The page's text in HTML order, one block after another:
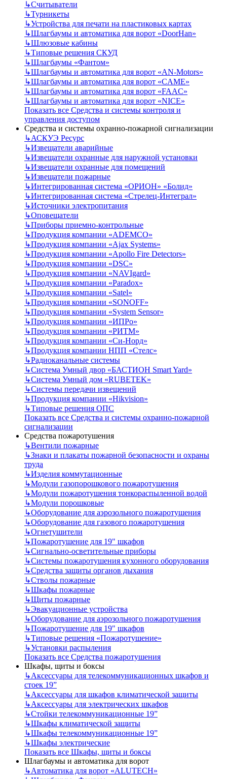
↳Считыватели
↳Турникеты
↳Устройства для печати на пластиковых картах
↳Шлагбаумы и автоматика для ворот «DoorHan»
↳Шлюзовые кабины
↳Типовые решения СКУД
↳Шлагбаумы «Фантом»
↳Шлагбаумы и автоматика для ворот «AN-Motors»
↳Шлагбаумы и автоматика для ворот «CAME»
↳Шлагбаумы и автоматика для ворот «FAAC»
↳Шлагбаумы и автоматика для ворот «NICE»
Показать все Средства и системы контроля и
управления доступом
Средства и системы охранно-пожарной сигнализации
↳АСКУЭ Ресурс
↳Извещатели аварийные
↳Извещатели охранные для наружной установки
↳Извещатели охранные для помещений
↳Извещатели пожарные
↳Интегрированная система «ОРИОН» «Болид»
↳Интегрированная система «Стрелец-Интеграл»
↳Источники электропитания
↳Оповещатели
↳Приборы приемно-контрольные
↳Продукция компании «ADEMCO»
↳Продукция компании «Ajax Systems»
↳Продукция компании «Apollo Fire Detectors»
↳Продукция компании «DSC»
↳Продукция компании «NAVIgard»
↳Продукция компании «Paradox»
↳Продукция компании «Satel»
↳Продукция компании «SONOFF»
↳Продукция компании «System Sensor»
↳Продукция компании «ИПРо»
↳Продукция компании «РИТМ»
↳Продукция компании «Си-Норд»
↳Продукция компании НПП «Стелс»
↳Радиоканальные системы
↳Система Умный двор «БАСТИОН Smart Yard»
↳Система Умный дом «RUBETEK»
↳Системы передачи извещений
↳Продукция компании «Hikvision»
↳Типовые решения ОПС
Показать все Средства и системы охранно-пожарной
сигнализации
Средства пожаротушения
↳Вентили пожарные
↳Знаки и плакаты пожарной безопасности и охраны
труда
↳Изделия коммутационные
↳Модули газопорошкового пожаротушения
↳Модули пожаротушения тонкораспыленной водой
↳Модули порошковые
↳Оборудование для аэрозольного пожаротушения
↳Оборудование для газового пожаротушения
↳Огнетушители
↳Пожаротушение для 19" шкафов
↳Сигнально-осветительные приборы
↳Системы пожаротушения кухонного оборудования
↳Средства защиты органов дыхания
↳Стволы пожарные
↳Шкафы пожарные
↳Щиты пожарные
↳Эвакуационные устройства
↳Оборудование для аэрозольного пожаротушения
↳Пожаротушение для 19" шкафов
↳Типовые решения «Пожаротушение»
↳Установки распыления
Показать все Средства пожаротушения
Шкафы, щиты и боксы
↳Аксессуары для телекоммуникационных шкафов и
стоек 19”
↳Аксессуары для шкафов климатической защиты
↳Аксессуары для электрических шкафов
↳Стойки телекоммуникационные 19”
↳Шкафы климатической защиты
↳Шкафы телекоммуникационные 19”
↳Шкафы электрические
Показать все Шкафы, щиты и боксы
Шлагбаумы и автоматика для ворот
↳Автоматика для ворот «ALUTECH»